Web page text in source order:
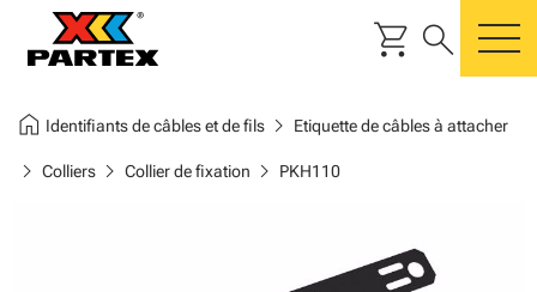
shopping_cart search
home Identifiants de câbles et de filschevron_right Etiquette de câbles à attacher
chevron_right Collierschevron_right Collier de fixation chevron_right PKH110